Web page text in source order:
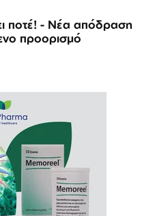
προορισμό